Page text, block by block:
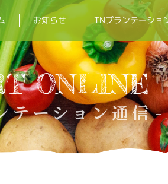
お知らせ TNプランテーショ
ONLINE
テーション通信